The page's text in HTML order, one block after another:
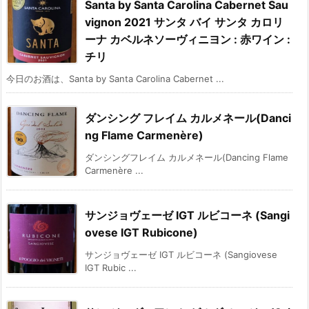
Santa by Santa Carolina Cabernet Sau
vignon 2021 サンタ バイ サンタ カロリ
ーナ カベルネソーヴィニヨン : 赤ワイン :
チリ
今日のお酒は、Santa by Santa Carolina Cabernet ...
ダンシング フレイム カルメネール(Danci
ng Flame Carmenère)
ダンシングフレイム カルメネール(Dancing Flame
Carmenère ...
サンジョヴェーゼ IGT ルビコーネ (Sangi
ovese IGT Rubicone)
サンジョヴェーゼ IGT ルビコーネ (Sangiovese
IGT Rubic ...